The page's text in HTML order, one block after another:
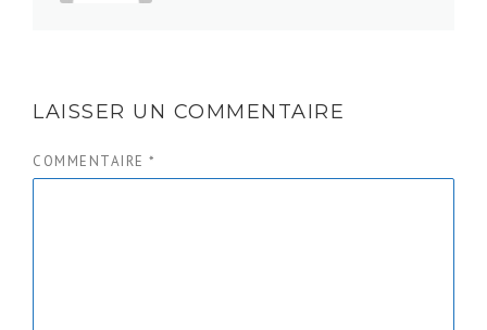
LAISSER UN COMMENTAIRE
COMMENTAIRE *